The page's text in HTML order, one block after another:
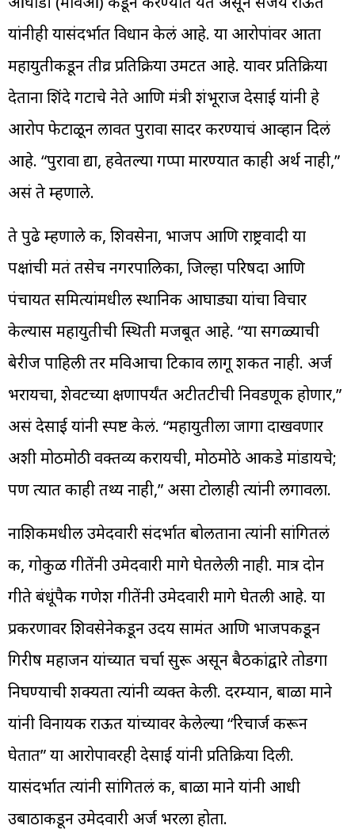
यांनीही यासंदर्भात विधान केलं आहे. या आरोपांवर आता
महायुतीकडून तीव्र प्रतिक्रिया उमटत आहे. यावर प्रतिक्रिया
देताना शिंदे गटाचे नेते आणि मंत्री शंभूराज देसाई यांनी हे
आरोप फेटाळून लावत पुरावा सादर करण्याचं आव्हान दिलं
आहे. “पुरावा द्या, हवेतल्या गप्पा मारण्यात काही अर्थ नाही,”
असं ते म्हणाले.
ते पुढे म्हणाले की, शिवसेना, भाजप आणि राष्ट्रवादी या
पक्षांची मतं तसेच नगरपालिका, जिल्हा परिषदा आणि
पंचायत समित्यांमधील स्थानिक आघाड्या यांचा विचार
केल्यास महायुतीची स्थिती मजबूत आहे. “या सगळ्याची
बेरीज पाहिली तर मविआचा टिकाव लागू शकत नाही. अर्ज
भरायचा, शेवटच्या क्षणापर्यंत अटीतटीची निवडणूक होणार,”
असं देसाई यांनी स्पष्ट केलं. “महायुतीला जागा दाखवणार
अशी मोठमोठी वक्तव्य करायची, मोठमोठे आकडे मांडायचे;
पण त्यात काही तथ्य नाही,” असा टोलाही त्यांनी लगावला.
नाशिकमधील उमेदवारी संदर्भात बोलताना त्यांनी सांगितलं
की, गोकुळ गीतेंनी उमेदवारी मागे घेतलेली नाही. मात्र दोन
गीते बंधूंपैकी गणेश गीतेंनी उमेदवारी मागे घेतली आहे. या
प्रकरणावर शिवसेनेकडून उदय सामंत आणि भाजपकडून
गिरीष महाजन यांच्यात चर्चा सुरू असून बैठकांद्वारे तोडगा
निघण्याची शक्यता त्यांनी व्यक्त केली. दरम्यान, बाळा माने
यांनी विनायक राऊत यांच्यावर केलेल्या “रिचार्ज करून
घेतात” या आरोपावरही देसाई यांनी प्रतिक्रिया दिली.
यासंदर्भात त्यांनी सांगितलं की, बाळा माने यांनी आधी
उबाठाकडून उमेदवारी अर्ज भरला होता.